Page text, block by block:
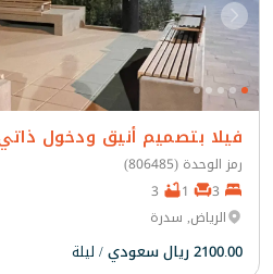
فيلا بتصميم أنيق ودخول
رمز الوحدة (806485)
الرياض, سدرة
2100.00 ريال سعودي / ليلة